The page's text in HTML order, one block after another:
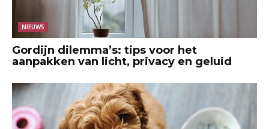
NIEUWS
Gordijn dilemma’s: tips voor het
aanpakken van licht, privacy en geluid